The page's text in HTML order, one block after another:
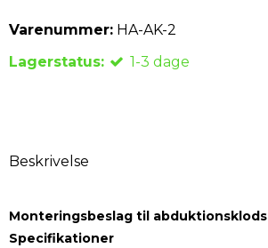
Varenummer: HA-AK-2
Lagerstatus:
1-3 dage
Beskrivelse
Monteringsbeslag til abduktionsklods
Specifikationer